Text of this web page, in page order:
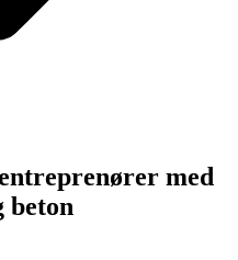
med
beton